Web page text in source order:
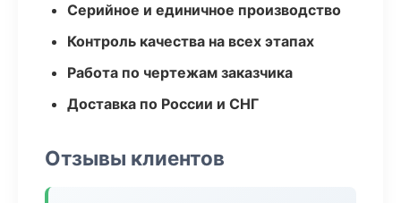
Серийное и единичное производство
Контроль качества на всех этапах
Работа по чертежам заказчика
Доставка по России и СНГ
Отзывы клиентов